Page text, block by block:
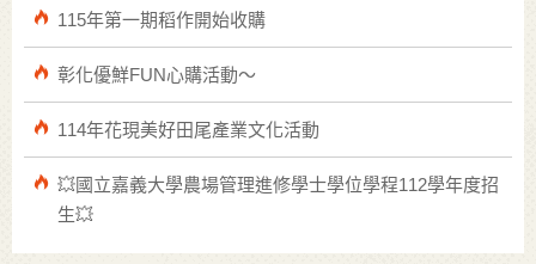
115年第一期稻作開始收購
彰化優鮮FUN心購活動～
114年花現美好田尾產業文化活動
💥國立嘉義大學農場管理進修學士學位學程112學年度招
生💥